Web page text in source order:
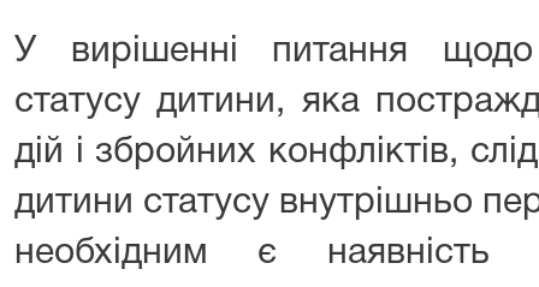
У вирішенні питання
статусу дитини, яка
дій і збройних конфліктів,
дитини статусу внутрішньо
необхідним є наявність